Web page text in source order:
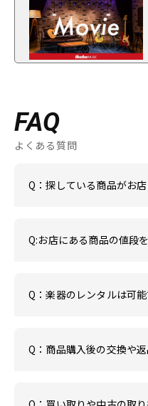
FAQ
よくある質問
Q：探している商品がお
Q:お店にある商品の値段
Q：楽器のレンタルは可
Q：商品購入後の交換や